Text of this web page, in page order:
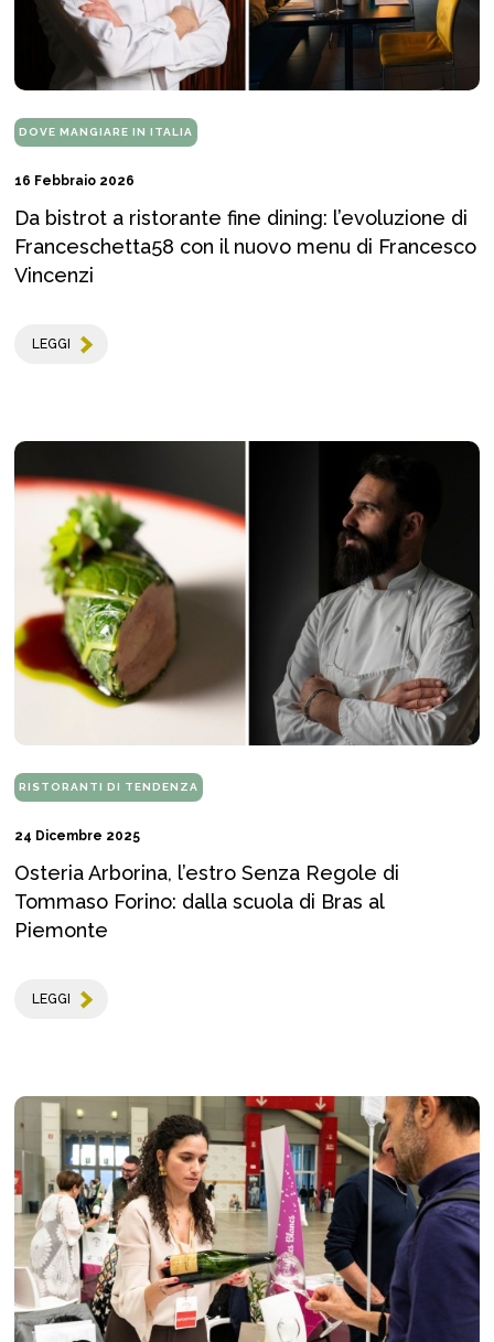
DOVE MANGIARE IN ITALIA
16 Febbraio 2026
Da bistrot a ristorante fine dining: l’evoluzione di
Franceschetta58 con il nuovo menu di Francesco
Vincenzi
LEGGI
RISTORANTI DI TENDENZA
24 Dicembre 2025
Osteria Arborina, l’estro Senza Regole di
Tommaso Forino: dalla scuola di Bras al
Piemonte
LEGGI